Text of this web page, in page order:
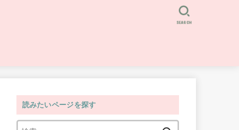
SEARCH
読みたいページを探す